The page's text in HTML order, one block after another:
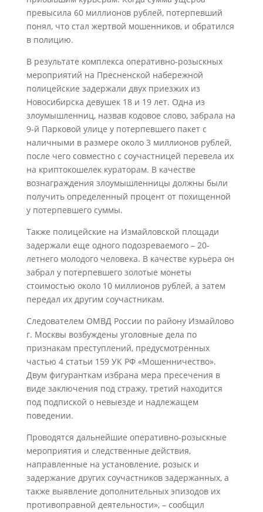
превысила 60 миллионов рублей, потерпевший
понял, что стал жертвой мошенников, и обратился
в полицию.
В результате комплекса оперативно-розыскных
мероприятий на Пресненской набережной
полицейские задержали двух приезжих из
Новосибирска девушек 18 и 19 лет. Одна из
злоумышленниц, назвав кодовое слово, забрала на
9-й Парковой улице у потерпевшего пакет с
наличными в размере около 3 миллионов рублей,
после чего совместно с соучастницей перевела их
на криптокошелек кураторам. В качестве
вознаграждения злоумышленницы должны были
получить определенный процент от похищенной
у потерпевшего суммы.
Также полицейские на Измайловской площади
задержали еще одного подозреваемого – 20-
летнего молодого человека. В качестве курьера он
забрал у потерпевшего золотые монеты
стоимостью около 10 миллионов рублей, а затем
передал их другим соучастникам.
Следователем ОМВД России по району Измайлово
г. Москвы возбуждены уголовные дела по
признакам преступлений, предусмотренных
частью 4 статьи 159 УК РФ «Мошенничество».
Двум фигуранткам избрана мера пресечения в
виде заключения под стражу, третий находится
под подпиской о невыезде и надлежащем
поведении.
Проводятся дальнейшие оперативно-розыскные
мероприятия и следственные действия,
направленные на установление, розыск и
задержание других соучастников задержанных, а
также выявление дополнительных эпизодов их
противоправной деятельности», – сообщил